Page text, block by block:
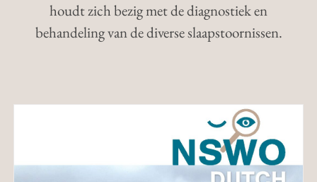
houdt zich bezig met de diagnostiek en
behandeling van de diverse slaapstoornissen.